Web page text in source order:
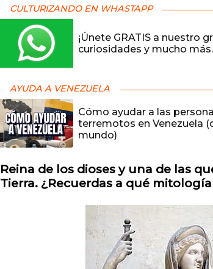
CULTURIZANDO EN WHASTAPP
¡Únete GRATIS a nuestro
curiosidades y mucho más.
AYUDA A VENEZUELA
Cómo ayudar a las
terremotos en Venezuela
mundo)
Reina de los dioses y una de las
Tierra. ¿Recuerdas a qué